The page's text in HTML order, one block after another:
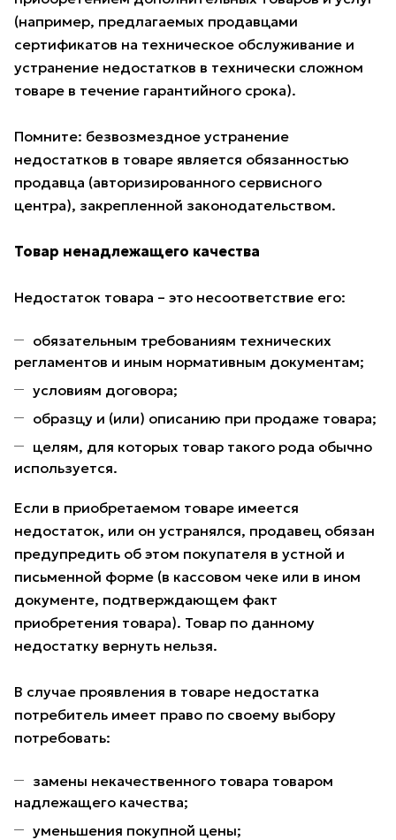
(например, предлагаемых продавцами
сертификатов на техническое обслуживание и
устранение недостатков в технически сложном
товаре в течение гарантийного срока).
Помните: безвозмездное устранение
недостатков в товаре является обязанностью
продавца (авторизированного сервисного
центра), закрепленной законодательством.
Товар ненадлежащего качества
Недостаток товара – это несоответствие его:
обязательным требованиям технических
регламентов и иным нормативным документам;
условиям договора;
образцу и (или) описанию при продаже товара;
целям, для которых товар такого рода обычно
используется.
Если в приобретаемом товаре имеется
недостаток, или он устранялся, продавец обязан
предупредить об этом покупателя в устной и
письменной форме (в кассовом чеке или в ином
документе, подтверждающем факт
приобретения товара). Товар по данному
недостатку вернуть нельзя.
В случае проявления в товаре недостатка
потребитель имеет право по своему выбору
потребовать:
замены некачественного товара товаром
надлежащего качества;
уменьшения покупной цены;